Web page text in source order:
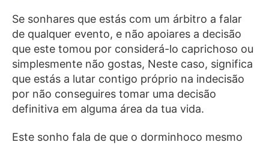
Se sonhares que estás com um árbitro a falar
de qualquer evento, e não apoiares a decisão
que este tomou por considerá-lo caprichoso ou
simplesmente não gostas, Neste caso, significa
que estás a lutar contigo próprio na indecisão
por não conseguires tomar uma decisão
definitiva em alguma área da tua vida.
Este sonho fala de que o dorminhoco mesmo